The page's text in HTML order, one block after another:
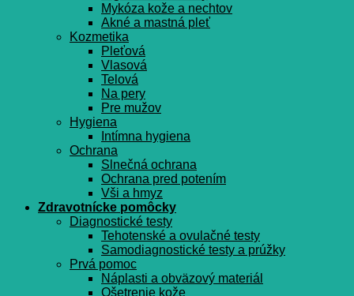
Mykóza kože a nechtov
Akné a mastná pleť
Kozmetika
Pleťová
Vlasová
Telová
Na pery
Pre mužov
Hygiena
Intímna hygiena
Ochrana
Slnečná ochrana
Ochrana pred potením
Vši a hmyz
Zdravotnícke pomôcky
Diagnostické testy
Tehotenské a ovulačné testy
Samodiagnostické testy a prúžky
Prvá pomoc
Náplasti a obväzový materiál
Ošetrenie kože